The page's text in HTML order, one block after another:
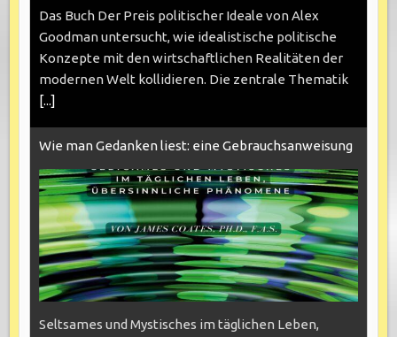
Das Buch Der Preis politischer Ideale von Alex
Goodman untersucht, wie idealistische politische
Konzepte mit den wirtschaftlichen Realitäten der
modernen Welt kollidieren. Die zentrale Thematik
[...]
Wie man Gedanken liest: eine Gebrauchsanweisung
Seltsames und Mystisches im täglichen Leben,